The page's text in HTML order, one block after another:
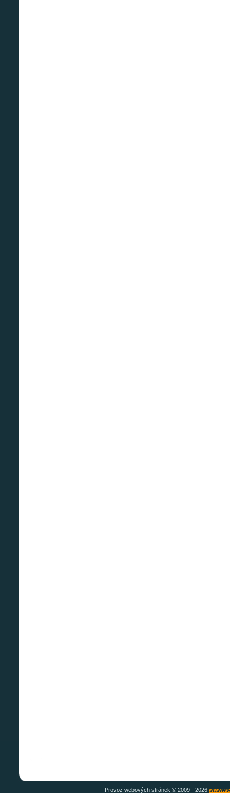
Provoz webových stránek © 2009 -2026